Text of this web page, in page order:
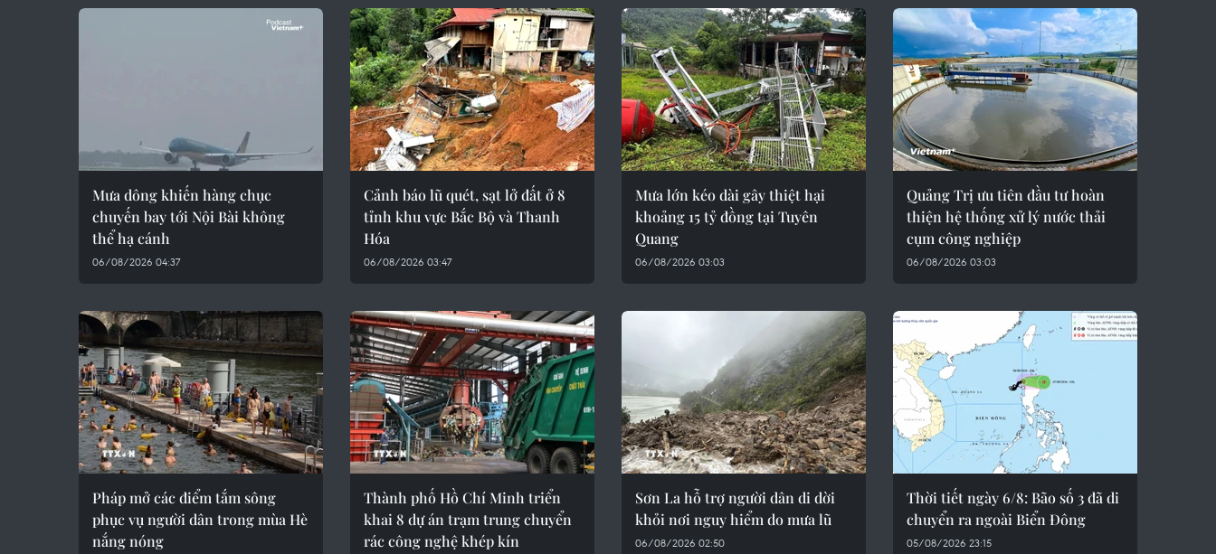
Mưa dông khiến hàng chục
chuyến bay tới Nội Bài không
thể hạ cánh
06/08/2026 04:37
Cảnh báo lũ quét, sạt lở đất ở 8
tỉnh khu vực Bắc Bộ và Thanh
Hóa
06/08/2026 03:47
Mưa lớn kéo dài gây thiệt hại
khoảng 15 tỷ đồng tại Tuyên
Quang
06/08/2026 03:03
Quảng Trị ưu tiên đầu tư hoàn
thiện hệ thống xử lý nước thải
cụm công nghiệp
06/08/2026 03:03
Pháp mở các điểm tắm sông
phục vụ người dân trong mùa Hè
nắng nóng
Thành phố Hồ Chí Minh triển
khai 8 dự án trạm trung chuyển
rác công nghệ khép kín
Sơn La hỗ trợ người dân di dời
khỏi nơi nguy hiểm do mưa lũ
06/08/2026 02:50
Thời tiết ngày 6/8: Bão số 3 đã di
chuyển ra ngoài Biển Đông
05/08/2026 23:15